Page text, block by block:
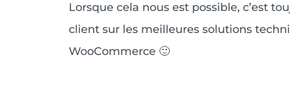
Lorsque cela nous est possible, c’est
client sur les meilleures solutions
WooCommerce 🙂